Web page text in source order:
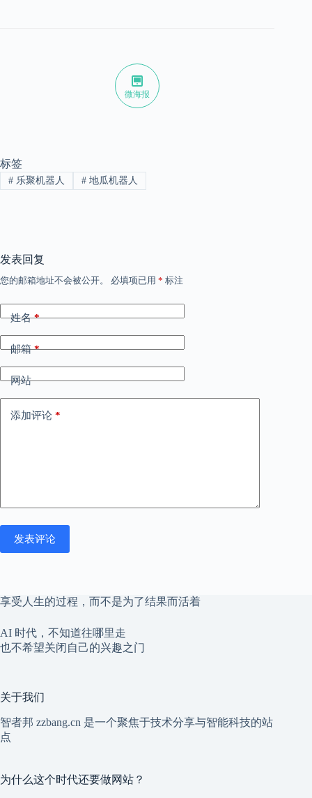
微海报
标签
#乐聚机器人 #地瓜机器人
发表回复
您的邮箱地址不会被公开。 必填项已用 * 标注
姓名*
邮箱*
网站
添加评论 *
发表评论
享受人生的过程，而不是为了结果而活着
AI 时代，不知道往哪里走
也不希望关闭自己的兴趣之门
关于我们
智者邦 zzbang.cn 是一个聚焦于技术分享与智能科技的站
点
为什么这个时代还要做网站？